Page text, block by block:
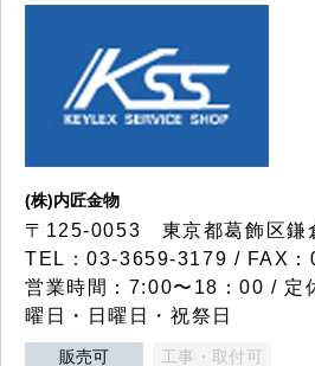
(株)内匠金物
〒125-0053 東京都葛飾区鎌
TEL：03-3659-3179 / FAX
営業時間：7:00〜18：00 / 定
曜日・日曜日・祝祭日
販売可 工事・取付可